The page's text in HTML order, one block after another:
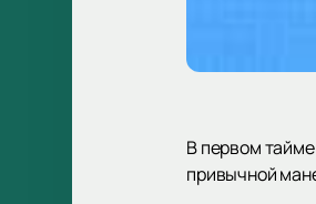
В первом
привычной